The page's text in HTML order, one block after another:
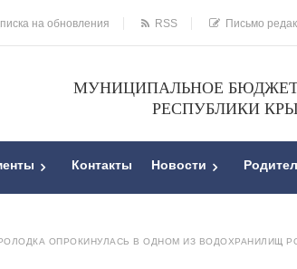
на обновления RSS Письмо
МУНИЦИПАЛЬНОЕ
РЕСПУБЛИКИ
Контакты Новости
ОПРОКИНУЛАСЬ В ОДНОМ ИЗ ВОДОХРАНИЛИЩ